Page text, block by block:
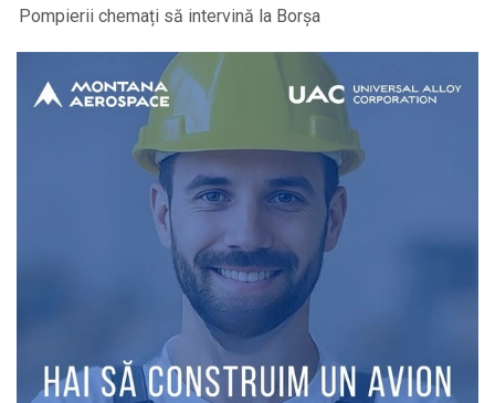
Pompierii chemați să intervină la Borșa